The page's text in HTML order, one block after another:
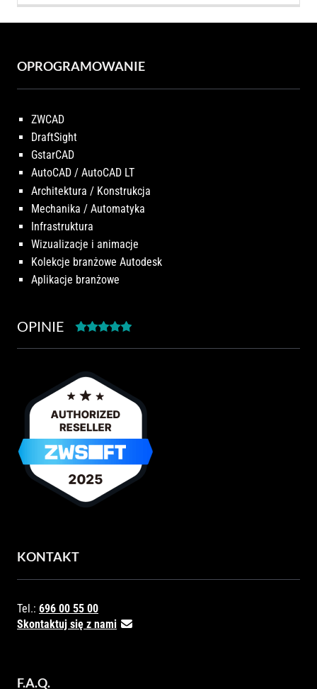
OPROGRAMOWANIE
ZWCAD
DraftSight
GstarCAD
AutoCAD / AutoCAD LT
Architektura / Konstrukcja
Mechanika / Automatyka
Infrastruktura
Wizualizacje i animacje
Kolekcje branżowe Autodesk
Aplikacje branżowe
OPINIE
KONTAKT
Tel.: 696 00 55 00
Skontaktuj się z nami
F.A.Q.